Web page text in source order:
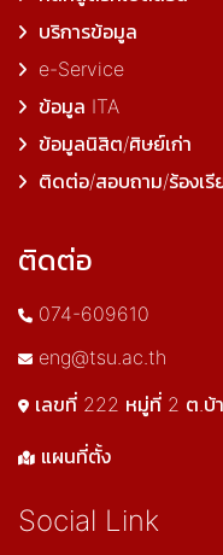
บริการข้อมูล
e-Service
ข้อมูล ITA
ข้อมูลนิสิต/ศิษย์เก่า
ติดต่อ/สอบถาม/ร้องเรี
ติดต่อ
074-609610
eng@tsu.ac.th
เลขที่ 222 หมู่ที่ 2 ต.บ้
แผนที่ตั้ง
Social Link